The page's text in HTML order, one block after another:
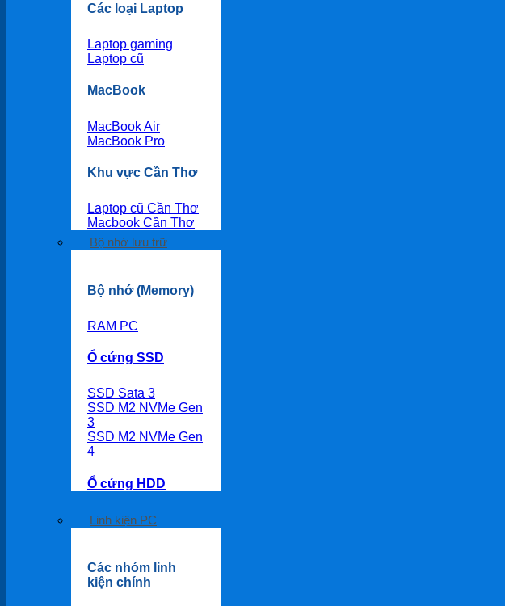
Các loại Laptop
Laptop gaming
Laptop cũ
MacBook
MacBook Air
MacBook Pro
Khu vực Cần Thơ
Laptop cũ Cần Thơ
Macbook Cần Thơ
Bộ nhớ lưu trữ
Bộ nhớ (Memory)
RAM PC
Ổ cứng SSD
SSD Sata 3
SSD M2 NVMe Gen
3
SSD M2 NVMe Gen
4
Ổ cứng HDD
Linh kiện PC
Các nhóm linh
kiện chính